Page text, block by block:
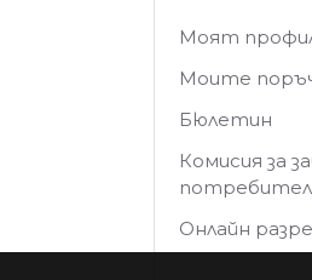
Моят
Моите
Бюлетин
Комисия за
Онлайн